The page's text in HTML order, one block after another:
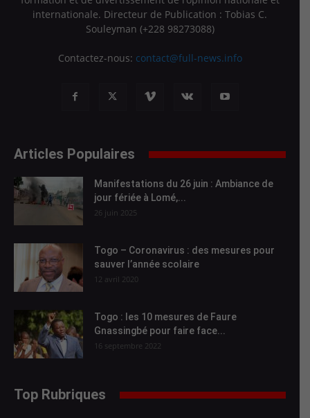
internationale. Directeur de Publication : Tobias C.
Souleyman (+228 98273088)
Contactez-nous: contact@full-news.info
Articles Populaires
Manifestations du 26 juin : Ambiance de
jour fériée à Lomé,...
26 juin 2025
Togo – Coronavirus : des mesures pour
sauver l’année scolaire
12 avril 2020
Togo : les 10 mesures de Faure
Gnassingbé pour faire face...
16 septembre 2022
Top Rubriques